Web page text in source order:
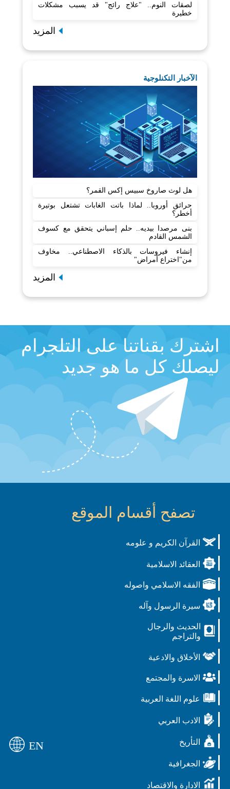
لصقات النوم.. "علاج رائج" قد يسبب مشكلات
خطيرة
المزيد
الآخبار التكنلوجية
هل لوث صاروخ سبيس إكس القمر؟
حرائق أوروبا.. لماذا باتت الغابات تشتعل بوتيرة
أخطر؟
بنى مرصدا بيديه.. حلم إسباني يتحقق مع كسوف
الشمس القادم
إنشاء فيروسات بالذكاء الاصطناعي.. مخاوف
من"اختراع أمراض"
المزيد
اشترك بقناتنا على التلجرام
ليصلك كل ما هو جديد
تصفح أقسام الموقع
القرآن الكريم و علومه
العقائد الاسلامية
الفقه الاسلامي واصوله
سيرة الرسول وآله
الحديث والرجال
والتراجم
الأخلاق والادعية
الاسرة والمجتمع
علوم اللغة العربية
الادب العربي
التأريخ
الجغرافية
الادارة والاقتصاد
EN